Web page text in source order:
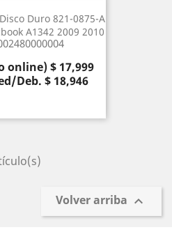
Duro 821-0875-A
A1342 2009 2010
online) $ 17,999
Deb. $ 18,946
Volver arriba 